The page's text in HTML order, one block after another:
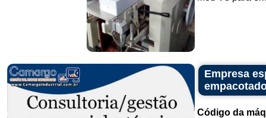
Empresa
Código da